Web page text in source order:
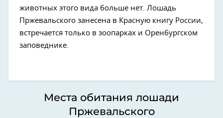
животных этого вида больше нет. Лошадь
Пржевальского занесена в Красную книгу России,
встречается только в зоопарках и Оренбургском
заповеднике.
Места обитания лошади
Пржевальского